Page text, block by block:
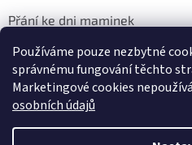
Používáme pouze nezbytné
správnému fungování těchto
Marketingové cookies
osobních údajů
Přání ke dni maminek
Facebook